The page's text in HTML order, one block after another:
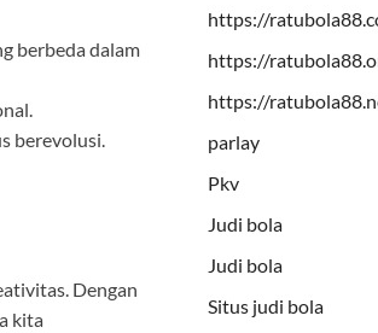
berbeda dalam
berevolusi.
Dengan
kita
https://
https://
https://
parlay
Pkv
Judi bola
Judi bola
Situs judi bola